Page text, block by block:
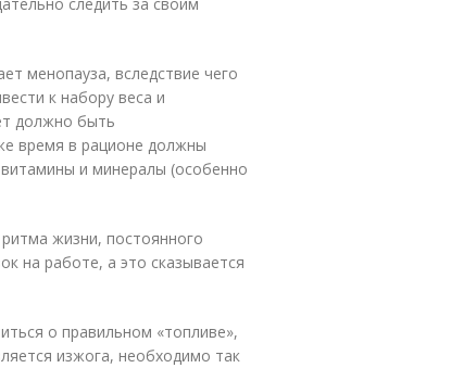
менопауза, вследствие чего
к набору веса и
должно быть
время в рационе должны
и минералы (особенно
жизни, постоянного
на работе, а это сказывается
о правильном «топливе»,
изжога, необходимо так